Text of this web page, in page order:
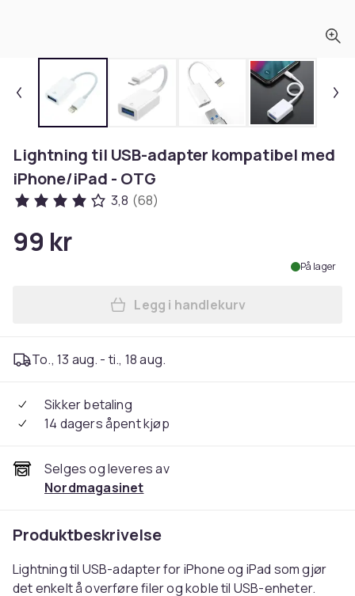
Lightning til USB-adapter kompatibel med
iPhone/iPad - OTG
3,8 (68)
99 kr
På lager
Legg Lightning til USB-
Legg i handlekurv
To., 13 aug. - ti., 18 aug.
Sikker betaling
14 dagers åpent kjøp
Selges og leveres av
Nordmagasinet
Produktbeskrivelse
Lightning til USB-adapter for iPhone og iPad som gjør
det enkelt å overføre filer og koble til USB-enheter.